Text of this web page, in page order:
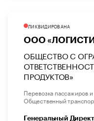
ЛИКВИДИРОВАНА
ООО
ОБЩЕСТВО С
ПРОДУКТОВ»
Перевозка пассажиров и
Общественный
Генеральный